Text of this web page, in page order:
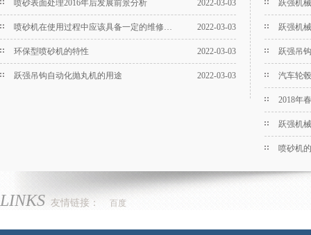
去掉工件表面的少量粘砂、砂芯及
面
喷砂表面处理2016年后发展前景分析 2022-03-03
喷砂机在使用过程中应该具备一定的维修知识 2022-03-03
环保型喷砂机的特性 2022-03-03
跃强吊钩自动化抛丸机的用途 2022-03-03
跃强机
跃强机
跃强吊
汽车轮
2018年
跃强机
喷砂机
LINKS 友情链接： 百度